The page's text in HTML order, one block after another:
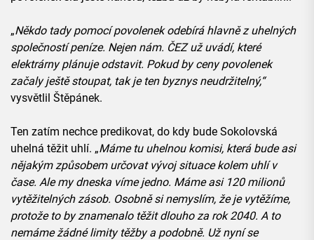
„Někdo tady pomocí povolenek odebírá hlavně z uhelných
společností peníze. Nejen nám. ČEZ už uvádí, které
elektrárny plánuje odstavit. Pokud by ceny povolenek
začaly ještě stoupat, tak je ten byznys neudržitelný,“
vysvětlil Štěpánek.
Ten zatím nechce predikovat, do kdy bude Sokolovská
uhelná těžit uhlí. „Máme tu uhelnou komisi, která bude asi
nějakým způsobem určovat vývoj situace kolem uhlí v
čase. Ale my dneska víme jedno. Máme asi 120 milionů
vytěžitelných zásob. Osobně si nemyslím, že je vytěžíme,
protože to by znamenalo těžit dlouho za rok 2040. A to
nemáme žádné limity těžby a podobně. Už nyní se